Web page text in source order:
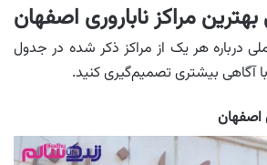
مراکز ناباروری اصفهان
درباره هر یک از مراکز ذکر شده در جدول
با آگاهی بیشتری تصمیم‌گیری کنید.